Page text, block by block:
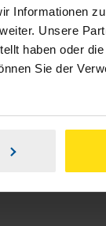
Informationen
Unsere
haben oder
Sie der